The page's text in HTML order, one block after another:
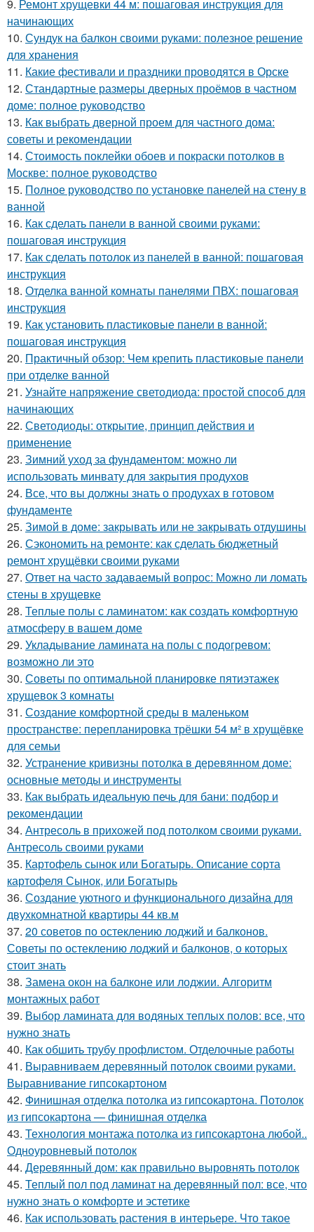
9. Ремонт хрущевки 44 м: пошаговая инструкция для
начинающих
10. Сундук на балкон своими руками: полезное решение
для хранения
11. Какие фестивали и праздники проводятся в Орске
12. Стандартные размеры дверных проёмов в частном
доме: полное руководство
13. Как выбрать дверной проем для частного дома:
советы и рекомендации
14. Стоимость поклейки обоев и покраски потолков в
Москве: полное руководство
15. Полное руководство по установке панелей на стену в
ванной
16. Как сделать панели в ванной своими руками:
пошаговая инструкция
17. Как сделать потолок из панелей в ванной: пошаговая
инструкция
18. Отделка ванной комнаты панелями ПВХ: пошаговая
инструкция
19. Как установить пластиковые панели в ванной:
пошаговая инструкция
20. Практичный обзор: Чем крепить пластиковые панели
при отделке ванной
21. Узнайте напряжение светодиода: простой способ для
начинающих
22. Светодиоды: открытие, принцип действия и
применение
23. Зимний уход за фундаментом: можно ли
использовать минвату для закрытия продухов
24. Все, что вы должны знать о продухах в готовом
фундаменте
25. Зимой в доме: закрывать или не закрывать отдушины
26. Сэкономить на ремонте: как сделать бюджетный
ремонт хрущёвки своими руками
27. Ответ на часто задаваемый вопрос: Можно ли ломать
стены в хрущевке
28. Теплые полы с ламинатом: как создать комфортную
атмосферу в вашем доме
29. Укладывание ламината на полы с подогревом:
возможно ли это
30. Советы по оптимальной планировке пятиэтажек
хрущевок 3 комнаты
31. Создание комфортной среды в маленьком
пространстве: перепланировка трёшки 54 м² в хрущёвке
для семьи
32. Устранение кривизны потолка в деревянном доме:
основные методы и инструменты
33. Как выбрать идеальную печь для бани: подбор и
рекомендации
34. Антресоль в прихожей под потолком своими руками.
Антресоль своими руками
35. Картофель сынок или Богатырь. Описание сорта
картофеля Сынок, или Богатырь
36. Создание уютного и функционального дизайна для
двухкомнатной квартиры 44 кв.м
37. 20 советов по остеклению лоджий и балконов.
Советы по остеклению лоджий и балконов, о которых
стоит знать
38. Замена окон на балконе или лоджии. Алгоритм
монтажных работ
39. Выбор ламината для водяных теплых полов: все, что
нужно знать
40. Как обшить трубу профлистом. Отделочные работы
41. Выравниваем деревянный потолок своими руками.
Выравнивание гипсокартоном
42. Финишная отделка потолка из гипсокартона. Потолок
из гипсокартона — финишная отделка
43. Технология монтажа потолка из гипсокартона любой..
Одноуровневый потолок
44. Деревянный дом: как правильно выровнять потолок
45. Теплый пол под ламинат на деревянный пол: все, что
нужно знать о комфорте и эстетике
46. Как использовать растения в интерьере. Что такое